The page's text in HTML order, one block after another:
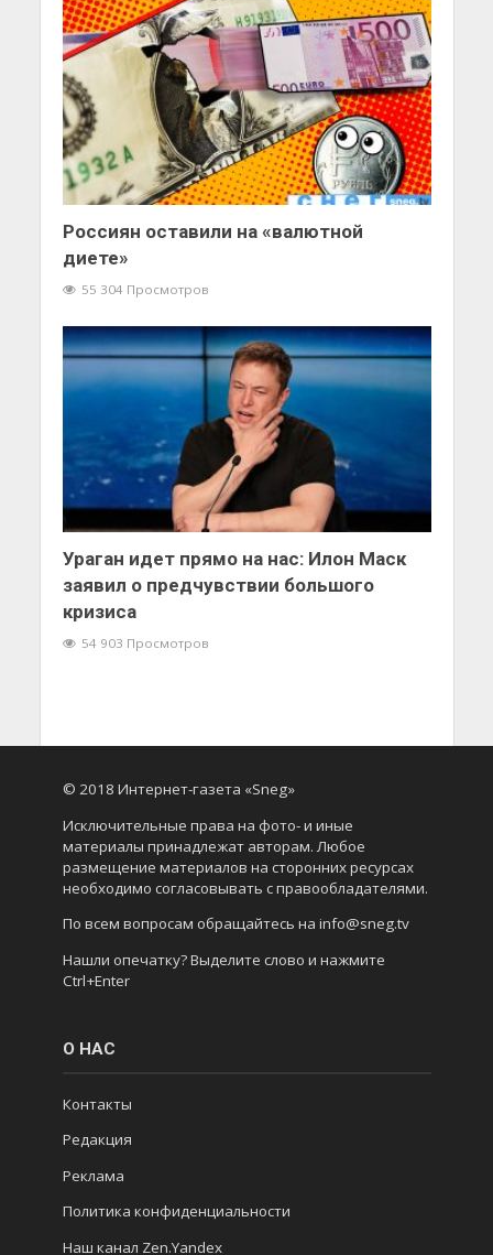
Россиян оставили на «валютной
диете»
55 304 Просмотров
Ураган идет прямо на нас: Илон Маск
заявил о предчувствии большого
кризиса
54 903 Просмотров
© 2018 Интернет-газета «Sneg»
Исключительные права на фото- и иные
материалы принадлежат авторам. Любое
размещение материалов на сторонних ресурсах
необходимо согласовывать с правообладателями.
По всем вопросам обращайтесь на info@sneg.tv
Нашли опечатку? Выделите слово и нажмите
Ctrl+Enter
О НАС
Контакты
Редакция
Реклама
Политика конфиденциальности
Наш канал Zen.Yandex